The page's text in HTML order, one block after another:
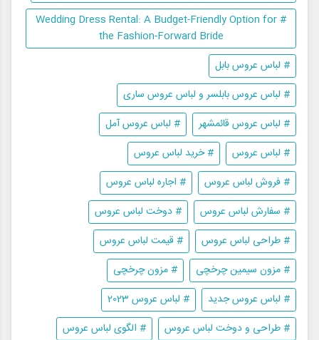
# Wedding Dress Rental: A Budget-Friendly Option for
the Fashion-Forward Bride
# لباس عروس بابل
# لباس عروس بابلسر و لباس عروس ساری
# لباس عروس قائمشهر
# لباس عروس آمل
# لباس عروس
# خرید لباس عروس
# فروش لباس عروس
# اجاره لباس عروس
# سفارش لباس عروس
# دوخت لباس عروس
# طراحی لباس عروس
# قیمت لباس عروس
# مزون سیمین چرخچی
# مزون چرخچی
# لباس عروس جدید
# لباس عروس 2023
# طراحی و دوخت لباس عروس
# الگوی لباس عروس